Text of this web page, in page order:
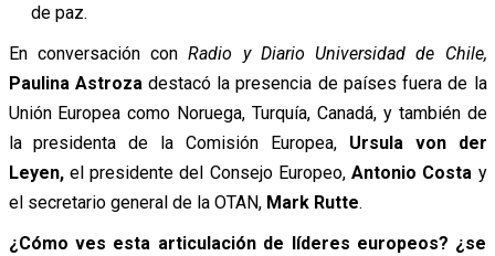
de paz.
En conversación conRadio y Diario Universidad de Chile,
Paulina Astroza destacó la presencia de países fuera de la
Unión Europea como Noruega, Turquía, Canadá, y también de
la presidenta de la Comisión Europea, Ursula von der
Leyen, el presidente del Consejo Europeo, Antonio Costa y
el secretario general de la OTAN, Mark Rutte.
¿Cómo ves esta articulación de líderes europeos? ¿se